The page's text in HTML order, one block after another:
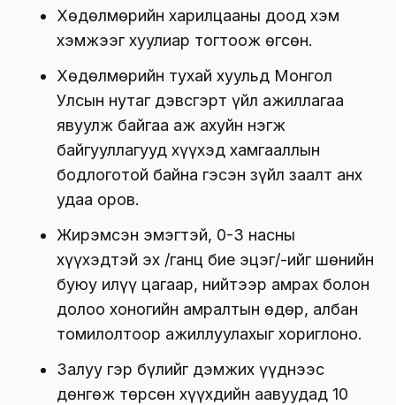
Хөдөлмөрийн харилцааны доод хэм
хэмжээг хуулиар тогтоож өгсөн.
Хөдөлмөрийн тухай хуульд Монгол
Улсын нутаг дэвсгэрт үйл ажиллагаа
явуулж байгаа аж ахуйн нэгж
байгууллагууд хүүхэд хамгааллын
бодлоготой байна гэсэн зүйл заалт анх
удаа оров.
Жирэмсэн эмэгтэй, 0-3 насны
хүүхэдтэй эх /ганц бие эцэг/-ийг шөнийн
буюу илүү цагаар, нийтээр амрах болон
долоо хоногийн амралтын өдөр, албан
томилолтоор ажиллуулахыг хориглоно.
Залуу гэр бүлийг дэмжих үүднээс
дөнгөж төрсөн хүүхдийн аавуудад 10